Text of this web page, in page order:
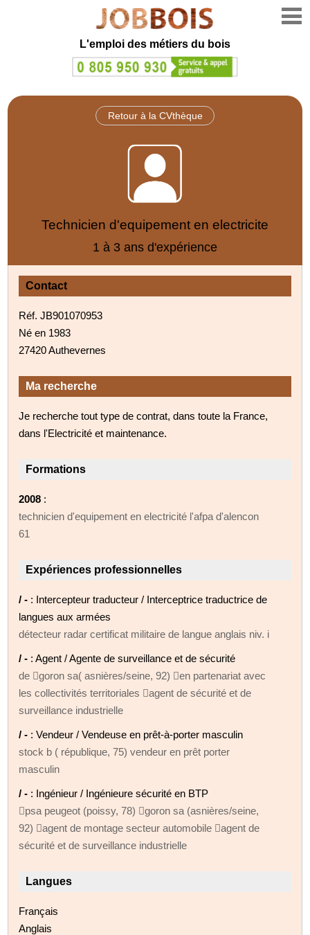
L'emploi des métiers du bois
Retour à la CVthèque
Technicien d'equipement en electricite
1 à 3 ans d'expérience
Contact
Réf. JB901070953
Né en 1983
27420 Authevernes
Ma recherche
Je recherche tout type de contrat, dans toute la France,
dans l'Electricité et maintenance.
Formations
2008 :
technicien d'equipement en electricité l'afpa d'alencon
61
Expériences professionnelles
/ - : Intercepteur traducteur / Interceptrice traductrice de
langues aux armées
détecteur radar certificat militaire de langue anglais niv. i
/ - : Agent / Agente de surveillance et de sécurité
de goron sa( asnières/seine, 92) en partenariat avec
les collectivités territoriales agent de sécurité et de
surveillance industrielle
/ - : Vendeur / Vendeuse en prêt-à-porter masculin
stock b ( république, 75) vendeur en prêt porter
masculin
/ - : Ingénieur / Ingénieure sécurité en BTP
psa peugeot (poissy, 78) goron sa (asnières/seine,
92) agent de montage secteur automobile agent de
sécurité et de surveillance industrielle
Langues
Français
Anglais